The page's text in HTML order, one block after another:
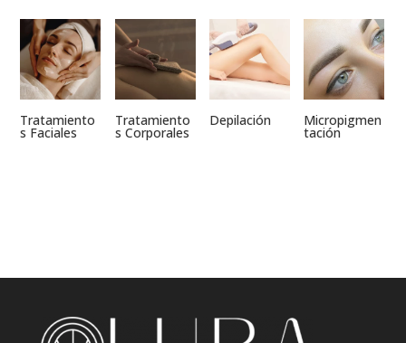
Tratamiento
s Faciales
Tratamiento
s Corporales
Depilación Micropigmen
tación